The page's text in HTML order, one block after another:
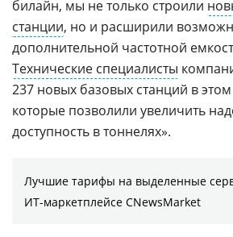
билайн, мы не только строили
станции, но и расширили
дополнительной частотной
Технические специалисты
237 новых базовых станций в
которые позволили увеличить
доступность в тоннелях».
Лучшие тарифы на выделенные
ИТ-маркетплейсе CNewsMarket